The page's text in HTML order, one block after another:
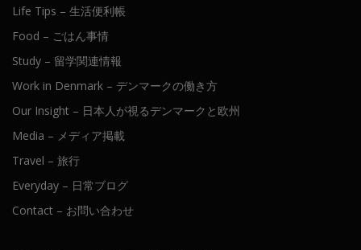
Life Tips – 生活便利帳
Food – ごはん事情
Study – 留学関連情報
Work in Denmark – デンマークの働き方
Our Insight – 日本人が視るデンマークと欧州
Media – メディア掲載
Travel – 旅行
Everyday – 日常ブログ
Contact – お問い合わせ